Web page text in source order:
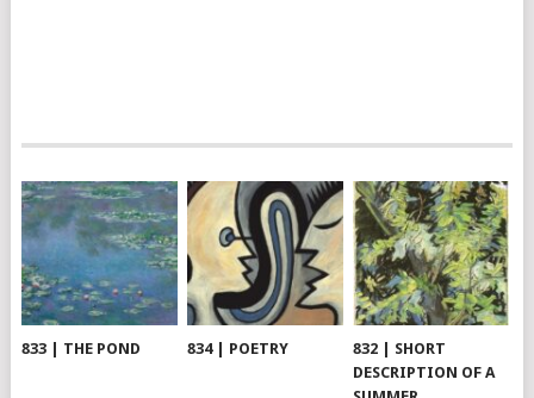
833 | THE POND 834 | POETRY
832 | SHORT
DESCRIPTION OF A